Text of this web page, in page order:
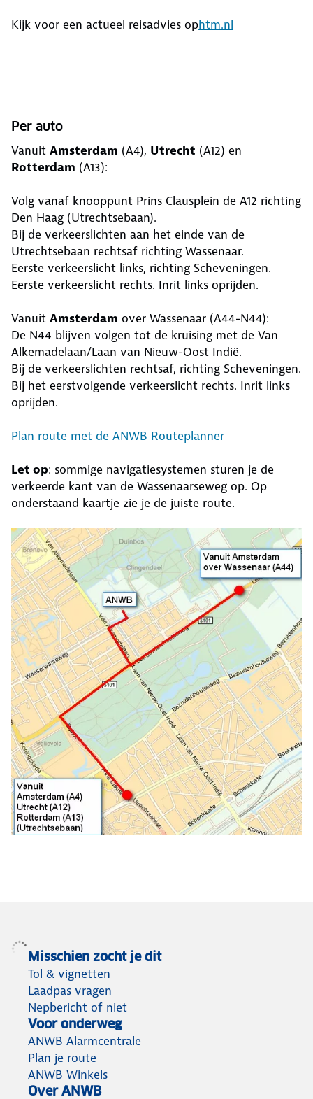
Kijk voor een actueel reisadvies ophtm.nl
Per auto
Vanuit Amsterdam (A4), Utrecht (A12) en
Rotterdam (A13):
Volg vanaf knooppunt Prins Clausplein de A12 richting
Den Haag (Utrechtsebaan).
Bij de verkeerslichten aan het einde van de
Utrechtsebaan rechtsaf richting Wassenaar.
Eerste verkeerslicht links, richting Scheveningen.
Eerste verkeerslicht rechts. Inrit links oprijden.
Vanuit Amsterdam over Wassenaar (A44-N44):
De N44 blijven volgen tot de kruising met de Van
Alkemadelaan/Laan van Nieuw-Oost Indië.
Bij de verkeerslichten rechtsaf, richting Scheveningen.
Bij het eerstvolgende verkeerslicht rechts. Inrit links
oprijden.
Plan route met de ANWB Routeplanner
Let op: sommige navigatiesystemen sturen je de
verkeerde kant van de Wassenaarseweg op. Op
onderstaand kaartje zie je de juiste route.
Misschien zocht je dit
Tol & vignetten
Laadpas vragen
Nepbericht of niet
Voor onderweg
ANWB Alarmcentrale
Plan je route
ANWB Winkels
Over ANWB